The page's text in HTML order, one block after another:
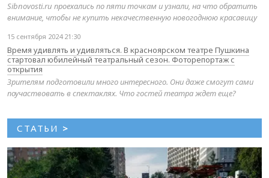
Sibnovosti.ru проехались по пяти точкам и узнали, на что обратить
внимание, чтобы не купить некачественную новогоднюю красавицу
15 сентября 2024 21:30
Время удивлять и удивляться. В красноярском театре Пушкина
стартовал юбилейный театральный сезон. Фоторепортаж с
открытия
Зрителям подготовили много интересного. Они даже смогут сами
поучаствовать в спектаклях. Что гостей театра ждет еще?
СТАТЬИ >